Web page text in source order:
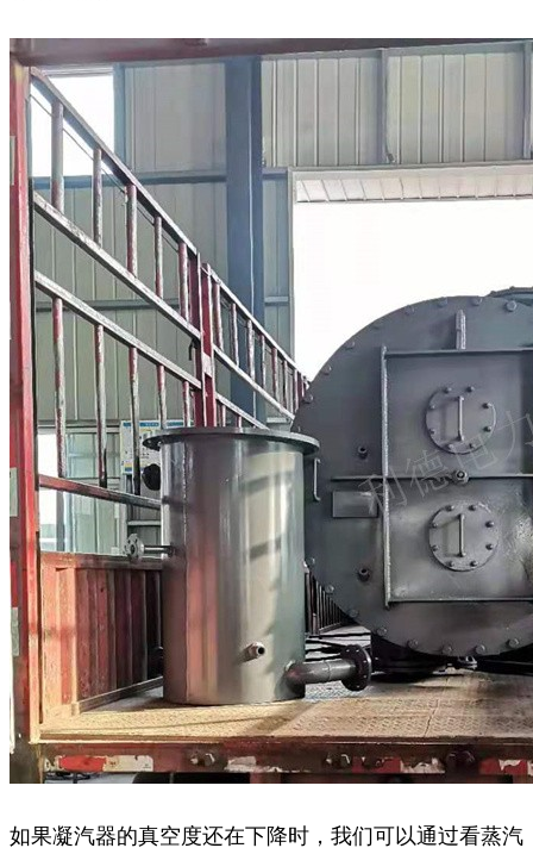
如果凝汽器的真空度还在下降时，我们可以通过看蒸汽